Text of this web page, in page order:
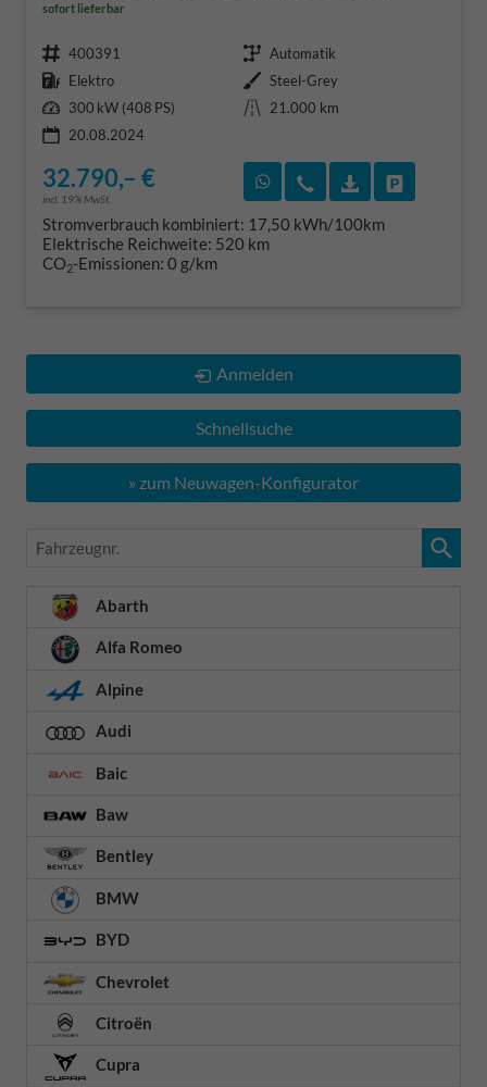
sofort lieferbar
Fahrzeugnr. 400391 Getriebe Automatik
Kraftstoff Elektro Außenfarbe Steel-Grey
Leistung 300 kW (408 PS) Kilometerstand
21.000 km
20.08.2024
32.790,– €
incl. 19% MwSt.
Rückruf vereinbaren
Wir rufen Sie an
Stromverbrauch kombiniert: 17,50 kWh/100km
Elektrische Reichweite: 520 km
CO2-Emissionen: 0 g/km
Anmelden
Schnellsuche
» zum Neuwagen-Konfigurator
Fahrzeugnr.
Abarth
Alfa Romeo
Alpine
Audi
Baic
Baw
Bentley
BMW
BYD
Chevrolet
Citroën
Cupra